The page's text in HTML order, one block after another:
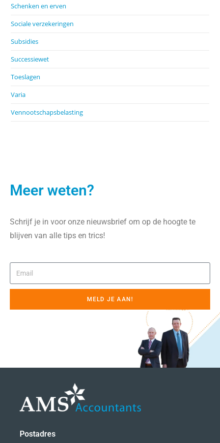
Schenken en erven
Sociale verzekeringen
Subsidies
Successiewet
Toeslagen
Varia
Vennootschapsbelasting
Meer weten?
Schrijf je in voor onze nieuwsbrief om op de hoogte te
blijven van alle tips en trics!
MELD JE AAN!
Postadres